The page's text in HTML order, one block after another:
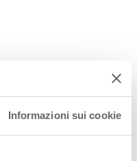
Informazioni sui cookie